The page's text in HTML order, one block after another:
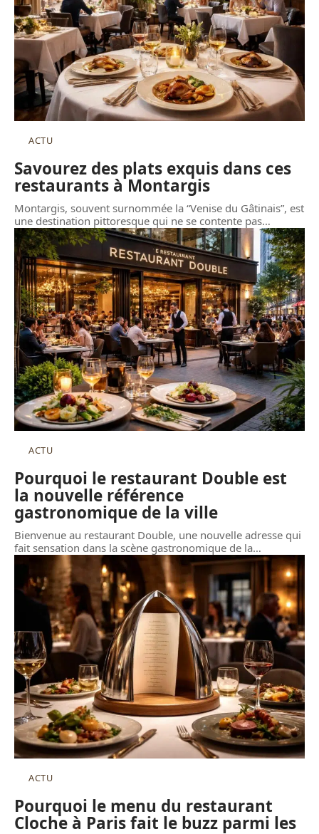
ACTU
Savourez des plats exquis dans ces
restaurants à Montargis
Montargis, souvent surnommée la “Venise du Gâtinais”, est
une destination pittoresque qui ne se contente pas…
ACTU
Pourquoi le restaurant Double est
la nouvelle référence
gastronomique de la ville
Bienvenue au restaurant Double, une nouvelle adresse qui
fait sensation dans la scène gastronomique de la…
ACTU
Pourquoi le menu du restaurant
Cloche à Paris fait le buzz parmi les